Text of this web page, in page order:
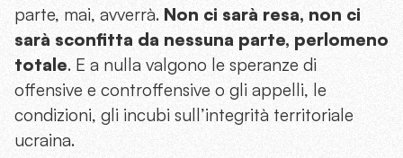
parte, mai, avverrà. Non ci sarà resa, non ci
sarà sconfitta da nessuna parte, perlomeno
totale. E a nulla valgono le speranze di
offensive e controffensive o gli appelli, le
condizioni, gli incubi sull’integrità territoriale
ucraina.